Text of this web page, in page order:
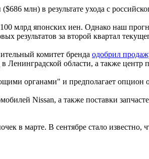
млн) в результате ухода с
млрд японских иен. Однако наш
результатов за второй квартал
комитет бренда одобрил
области, а также центр
органами" и предполагает опцион
Nissan, а также поставки
в марте. В сентябре стало